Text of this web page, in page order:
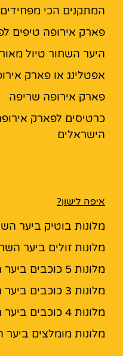
המתקנים הכי
פארק אירופה טיפים
היער השחור טיול
אפטלינג או פארק
פארק אירופה שריפה
כרטיסים לפארק
הישראלים
איפה לישון?
מלונות בוטיק ביער
מלונות זולים ביער
מלונות 5 כוכבים ביער השחור
מלונות 3 כוכבים ביער השחור
מלונות 4 כוכבים ביער השחור
מלונות מומלצים ביער